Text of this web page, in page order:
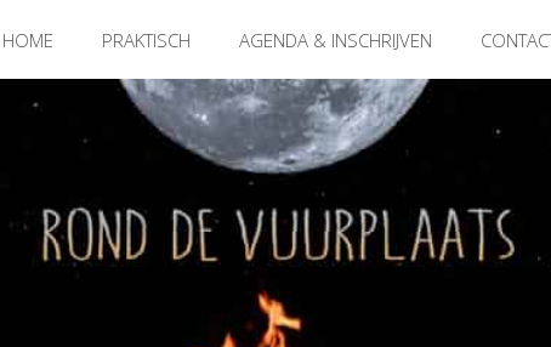
HOME PRAKTISCH AGENDA & INSCHRIJVEN